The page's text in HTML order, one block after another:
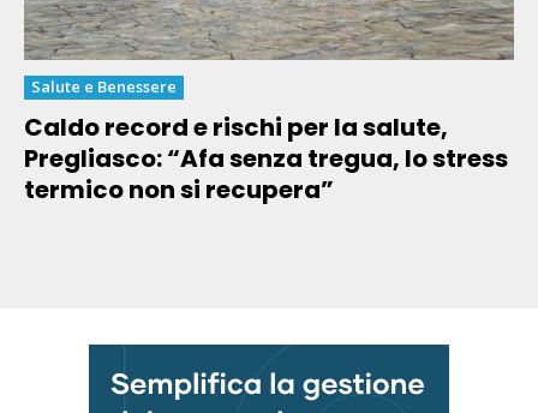
Salute e Benessere
Caldo record e rischi per la salute,
Pregliasco: “Afa senza tregua, lo stress
termico non si recupera”